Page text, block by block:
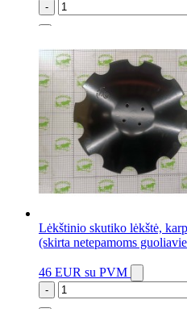
-
Lėkštinio skutiko lėkštė,
(skirta netepamoms
46 EUR su PVM
-